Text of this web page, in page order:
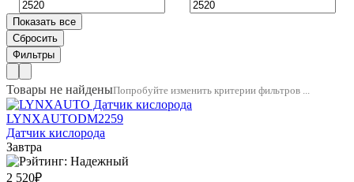
Товары не найденыПопробуйте изменить критерии фильтров ...
LYNXAUTODM2259
Датчик кислорода
Завтра
2 520₽